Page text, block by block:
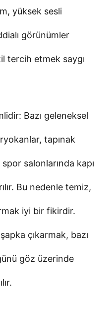
yüksek sesli
görünümler
tercih etmek saygı
Bazı geleneksel
tapınak
salonlarında kapı
Bu nedenle temiz,
iyi bir fikirdir.
çıkarmak, bazı
göz üzerinde